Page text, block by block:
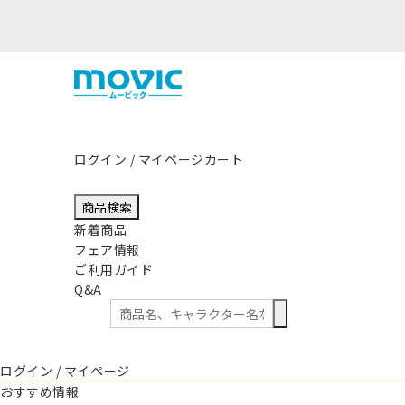
ログイン / マイページカート
商品検索
新着商品
フェア情報
ご利用ガイド
Q&A
ログイン / マイページ
おすすめ情報